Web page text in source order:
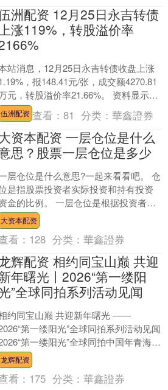
洲配资 12月25日永吉转债
上涨119%，转股溢价率
站消息，12月25日永吉转债收盘上涨
，报148.41元/张，成交额4270.81
元，转股溢价率21.66%。 资料显示，
吉转债信用级别为“AA-....
伍洲配资 查看：81 分类：華鑫證券
资本配资 一层仓位是什么
思？股票一层仓位是多少
层仓位是什么意思?一起来看看吧。 仓
是指股票投资者实际投资和持有投资
金的比例。 一层仓位是根据投资者实
投资金额占持有投资金额的10%，也就
一层仓位。 ....
大资本配资
看： 128 分类：華鑫證券
辉配资 相约同宝山巅 共迎
年曙光丨2026“第一缕阳
”全球同拍系列活动见闻
约同宝山巅 共迎新年曙光 ——
第一缕阳光”全球同拍系列活动见闻
第一缕阳光”全球同拍中国年青海省
场活动暨海北州2026年青年跨年主题
动....
龙辉配资
看： 175 分类：華鑫證券